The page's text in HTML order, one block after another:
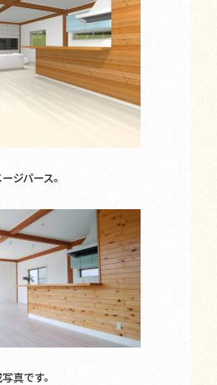
ジパース。
真です。